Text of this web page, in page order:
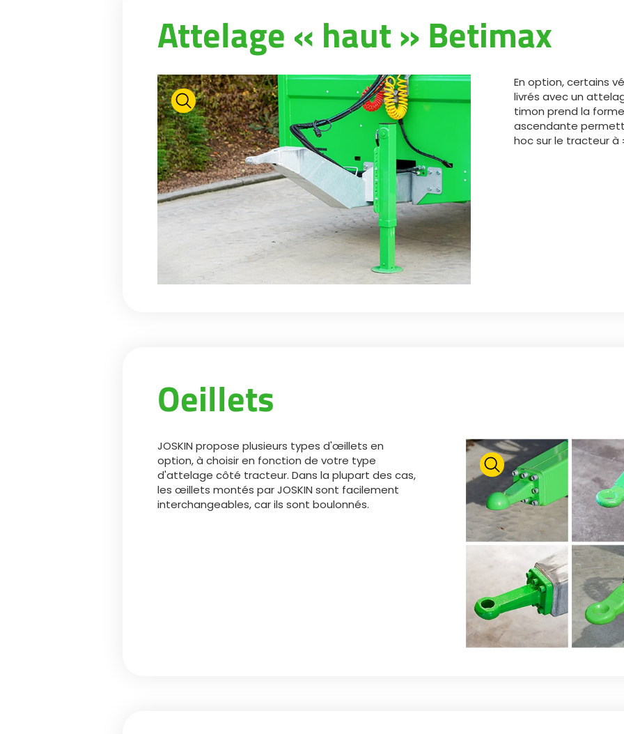
Eesti keel Slovenija
Česká republika
ελληνικά
日本語 中文
Türk العربية
Attelage « haut » Betimax
En option, certains
livrés avec un
timon prend la
ascendante
hoc sur le tracteur à
Oeillets
JOSKIN propose plusieurs types d'œillets en
option, à choisir en fonction de votre type
d'attelage côté tracteur. Dans la plupart des cas,
les œillets montés par JOSKIN sont facilement
interchangeables, car ils sont boulonnés.